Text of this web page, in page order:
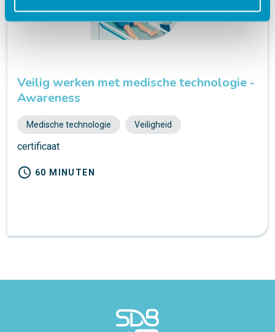
Veilig werken met medische technologie -
Awareness
Medische technologie Veiligheid
certificaat
schedule 60 MINUTEN